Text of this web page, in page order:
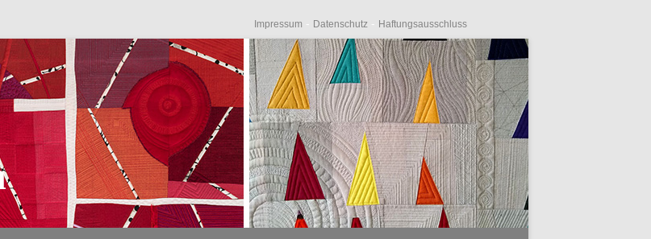
Impressum - Datenschutz - Haftungsausschluss